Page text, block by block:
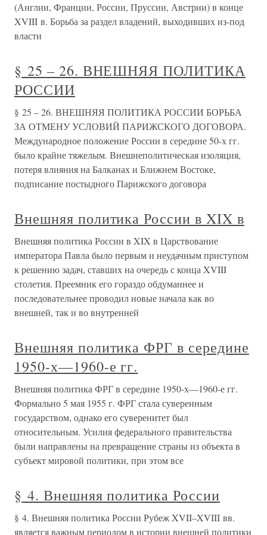
(Англии, Франции, России, Пруссии, Австрии) в конце
XVIII в. Борьба за раздел владений, выходивших из-под
власти
§ 25 – 26. ВНЕШНЯЯ ПОЛИТИКА
РОССИИ
§ 25 – 26. ВНЕШНЯЯ ПОЛИТИКА РОССИИ БОРЬБА
ЗА ОТМЕНУ УСЛОВИЙ ПАРИЖСКОГО ДОГОВОРА.
Международное положение России в середине 50-х гг.
было крайне тяжелым. Внешнеполитическая изоляция,
потеря влияния на Балканах и Ближнем Востоке,
подписание постыдного Парижского договора
Внешняя политика России в XIX в
Внешняя политика России в XIX в Царствование
императора Павла было первым и неудачным приступом
к решению задач, ставших на очередь с конца XVIII
столетия. Преемник его гораздо обдуманнее и
последовательнее проводил новые начала как во
внешней, так и во внутренней
Внешняя политика ФРГ в середине
1950-х—1960-е гг.
Внешняя политика ФРГ в середине 1950-х—1960-е гг.
Формально 5 мая 1955 г. ФРГ стала суверенным
государством, однако его суверенитет был
относительным. Усилия федерального правительства
были направлены на превращение страны из объекта в
субъект мировой политики, при этом все
§ 4. Внешняя политика России
§ 4. Внешняя политика России Рубеж XVII–XVIII вв.
является важным периодом в истории внешней политики